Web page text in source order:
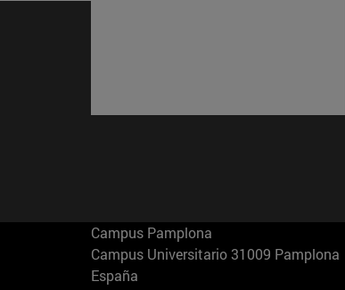
Campus Pamplona
Campus Universitario 31009 Pamplona
España